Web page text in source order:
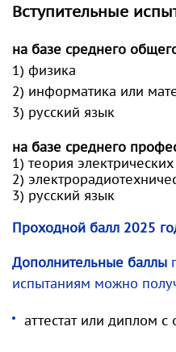
Вступительные
на базе среднего
1) физика
2) информатика или
3) русский язык
на базе среднего
1) теория
2)
3) русский язык
Проходной балл 2025
Дополнительные баллы
испытаниям можно
аттестат или диплом